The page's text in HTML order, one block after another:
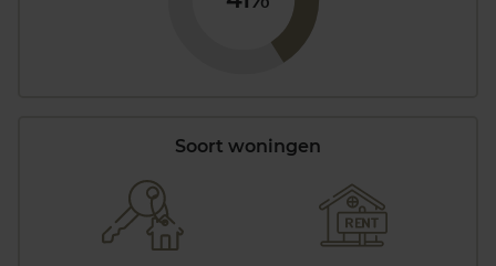
Soort woningen